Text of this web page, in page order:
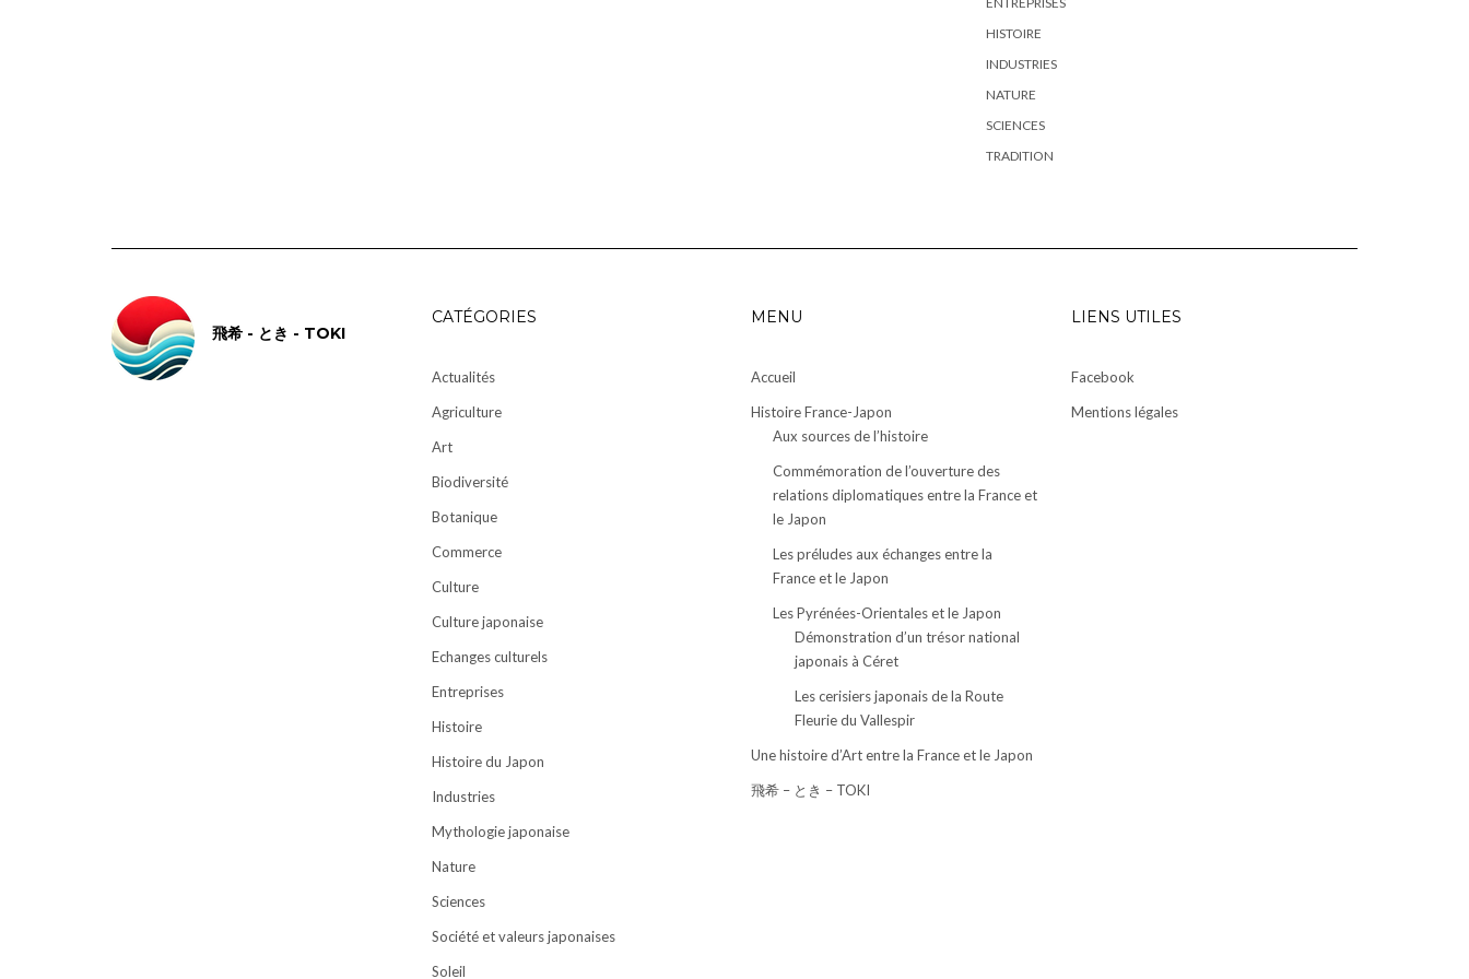
HISTOIRE
INDUSTRIES
NATURE
SCIENCES
TRADITION
飛希 - とき - TOKI
CATÉGORIES
Actualités
Agriculture
Art
Biodiversité
Botanique
Commerce
Culture
Culture japonaise
Echanges culturels
Entreprises
Histoire
Histoire du Japon
Industries
Mythologie japonaise
Nature
Sciences
Société et valeurs japonaises
Soleil
MENU
Accueil
Histoire France-Japon
Aux sources de l’histoire
Commémoration de l’ouverture des
relations diplomatiques entre la France et
le Japon
Les préludes aux échanges entre la
France et le Japon
Les Pyrénées-Orientales et le Japon
Démonstration d’un trésor national
japonais à Céret
Les cerisiers japonais de la Route
Fleurie du Vallespir
Une histoire d’Art entre la France et le Japon
飛希 – とき – TOKI
LIENS UTILES
Facebook
Mentions légales